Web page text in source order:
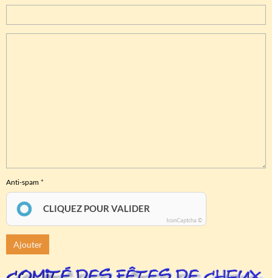
Anti-spam
CLIQUEZ POUR VALIDER
IconCaptcha ©
Ajouter